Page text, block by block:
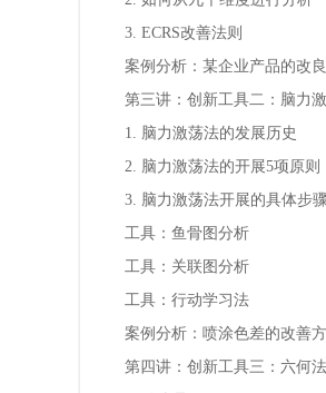
3. ECRS改善法则
案例分析：某企业产品的改
第三讲：创新工具二：脑力
1. 脑力激荡法的发展历史
2. 脑力激荡法的开展5项原则
3. 脑力激荡法开展的具体步骤
工具：鱼骨图分析
工具：关联图分析
工具：行动学习法
案例分析：喷涂色差的改善
第四讲：创新工具三：六何法